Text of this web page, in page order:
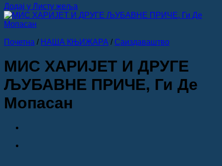
Додај у Листу жеља
Почетна / НАША КЊИЖАРА / Саиздаваштво
МИС ХАРИЈЕТ И ДРУГЕ
ЉУБАВНЕ ПРИЧЕ, Ги Де
Мопасан